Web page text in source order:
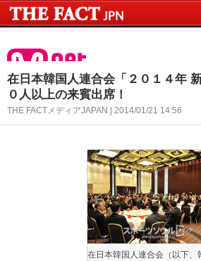
在日本韓国人連合会「２０１４年
０人以上の来賓出席！
THE FACTメディアJAPAN | 2014/01/21 14:56
在日本韓国人連合会（以下、